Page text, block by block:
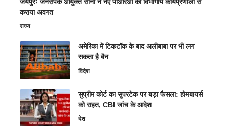
कराया अवगत
राज्य
अमेरिका में टिकटॉक के बाद अलीबाबा पर भी लग
सकता है बैन
विदेश
सुप्रीम कोर्ट का सुपरटेक पर बड़ा फैसला: होमबायर्स
को राहत, CBI जांच के आदेश
देश